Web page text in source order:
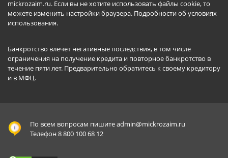
mickrozaim.ru. Если вы не хотите использовать файлы cookie, то
можете изменить настройки браузера. Подробности об условиях
использования.
Банкротство влечет негативные последствия, в том числе
ограничения на получение кредита и повторное банкротство в
течение пяти лет. Предварительно обратитесь к своему кредитору
и в МФЦ.
По всем вопросам пишитеadmin@mickrozaim.ru
Телефон 8 800 100 68 12